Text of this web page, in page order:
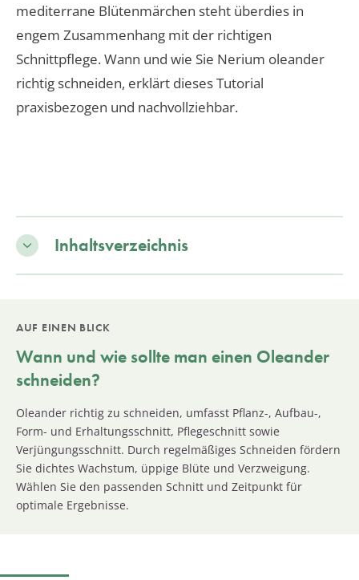
mediterrane Blütenmärchen steht überdies in
engem Zusammenhang mit der richtigen
Schnittpflege. Wann und wie Sie Nerium oleander
richtig schneiden, erklärt dieses Tutorial
praxisbezogen und nachvollziehbar.
Inhaltsverzeichnis
AUF EINEN BLICK
Wann und wie sollte man einen Oleander
schneiden?
Oleander richtig zu schneiden, umfasst Pflanz-, Aufbau-,
Form- und Erhaltungsschnitt, Pflegeschnitt sowie
Verjüngungsschnitt. Durch regelmäßiges Schneiden fördern
Sie dichtes Wachstum, üppige Blüte und Verzweigung.
Wählen Sie den passenden Schnitt und Zeitpunkt für
optimale Ergebnisse.